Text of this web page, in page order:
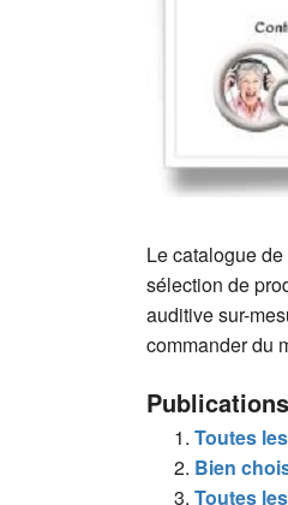
Le catalogue
sélection de
auditive sur-
commander du
Toutes
Bien
Toutes